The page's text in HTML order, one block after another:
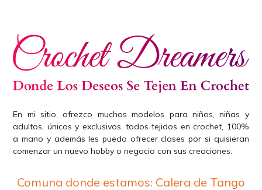
En mi sitio, ofrezco muchos modelos para niños, niñas y
adultos, únicos y exclusivos, todos tejidos en crochet, 100%
a mano y además les puedo ofrecer clases por si quisieran
comenzar un nuevo hobby o negocio con sus creaciones.
Comuna donde estamos: Calera de Tango